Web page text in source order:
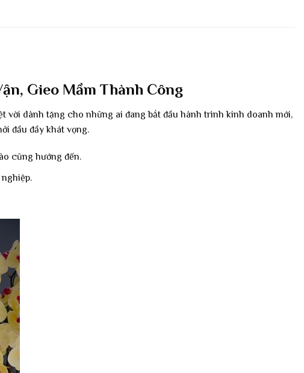
Gieo Mầm Thành Công
vời dành tặng cho những ai đang bắt đầu hành trình kinh doanh mới,
đầu đầy khát vọng.
cũng hướng đến.